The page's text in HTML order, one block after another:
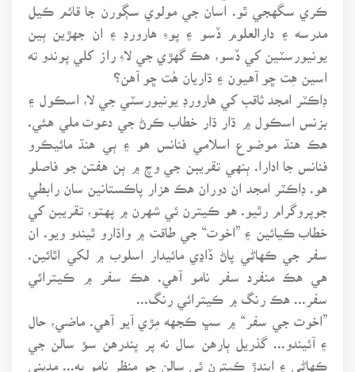
ڪري سگهجي ٿو. اسان جي مولوي سڳورن جا قائم ڪيل
مدرسه ۽ دارالعلوم ڏسو ۽ پوءِ هارورڊ ۽ ان جهڙين ٻين
يونيورسٽين کي ڏسو، هڪ گهڙي جي لاءِ راز کلي پوندو ته
اسين هِت ڇو آهيون ۽ ڌاريان هُت ڇو آهن؟
ڊاڪٽر امجد ثاقب کي هارورڊ يونيورسٽي جي لا، اسڪول ۽
بزنس اسڪول ۾ ڌار ڌار خطاب ڪرڻ جي دعوت ملي هئي.
هڪ هنڌ موضوع اسلامي فنانس هو ۽ ٻي هنڌ مائيڪرو
فنانس جا ادارا. ٻنهي تقريبن جي وچ ۾ ٻن هفتن جو فاصلو
هو. ڊاڪٽر امجد ان دوران هڪ هزار پاڪستانين سان رابطي
جوپروگرام رٿيو. هو ڪيترن ئي شهرن ۾ پهتو، تقريبن کي
خطاب ڪيائين ۽ ”اخوت“ جي طاقت ۾ واڌارو ٿيندو ويو. ان
سفر جي ڪهاڻي پاڻ ڏاڍي مائيدار اسلوب ۾ لکي اٿائين.
هي هڪ منفرد سفر نامو آهي. هڪ سفر ۾ ڪيترائي
سفر... هڪ رنگ ۾ ڪيترائي رنگ...
”اخوت جي سفر“ ۾ سڀ ڪجهه مِڙي آيو آهي. ماضي، حال
۽ آئيندو... گذريل ٻارهن سال نه پر پندرهن سؤ سالن جي
ڪهاڻي ۽ ايندڙ ڪيترن ئي سالن جو منظر نامو به... مديني